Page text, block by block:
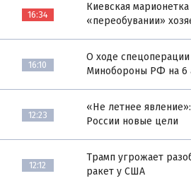
16:34
Киевская марионетка
«переобувании»
16:10
О ходе
Минобороны РФ на 6
12:23
«Не летнее
России новые цели
12:12
Трамп угрожает
ракет у США